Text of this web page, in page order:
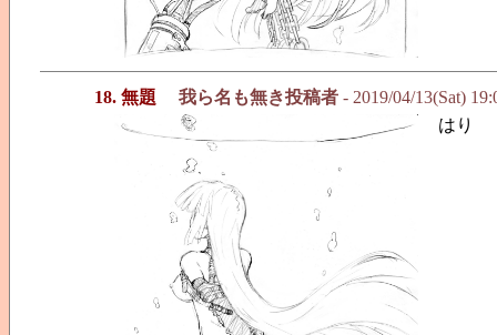
18. 無題 我ら名も無き投稿者 - 2019/04/13(Sat)
はり